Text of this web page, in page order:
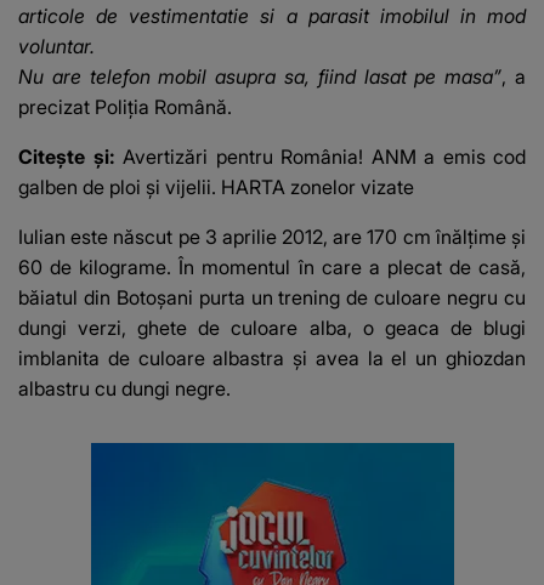
articole de vestimentatie si a parasit imobilul in mod
voluntar.
Nu are telefon mobil asupra sa, fiind lasat pe masa”, a
precizat Poliţia Română.
Citește și: Avertizări pentru România! ANM a emis cod
galben de ploi și vijelii. HARTA zonelor vizate
Iulian este născut pe 3 aprilie 2012, are 170 cm înălțime și
60 de kilograme. În momentul în care a plecat de casă,
băiatul din Botoșani purta un trening de culoare negru cu
dungi verzi, ghete de culoare alba, o geaca de blugi
imblanita de culoare albastra și avea la el un ghiozdan
albastru cu dungi negre.